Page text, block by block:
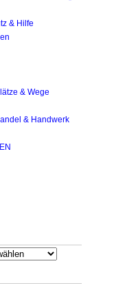
& Hilfe
& Wege
& Handwerk